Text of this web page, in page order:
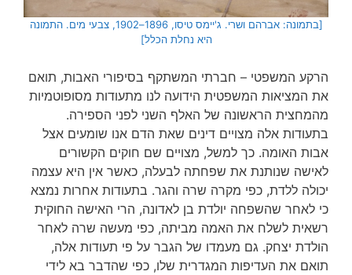
[בתמונה: אברהם ושרי. ג'יימס טיסו, 1896–1902, צבעי מים. התמונה
היא נחלת הכלל]
הרקע המשפטי – חברתי המשתקף בסיפורי האבות, תואם
את המציאות המשפטית הידועה לנו מתעודות מסופוטמיות
מהמחצית הראשונה של האלף השני לפני הספירה.
בתעודות אלה מצויים דינים שאת הדם אנו שומעים אצל
אבות האומה. כך למשל, מצויים שם חוקים הקשורים
לאישה שנותנת את שפחתה לבעלה, כאשר אין היא עצמה
יכולה ללדת, כפי מקרה שרה והגר. בתעודות אחרות נמצא
כי לאחר שהשפחה יולדת בן לאדונה, הרי האישה החוקית
רשאית לשלח את האמה מביתה, כפי מעשה שרה לאחר
הולדת יצחק. גם מעמדו של הגבר על פי תעודות אלה,
תואם את העדיפות המגדרית שלו, כפי שהדבר בא לידי